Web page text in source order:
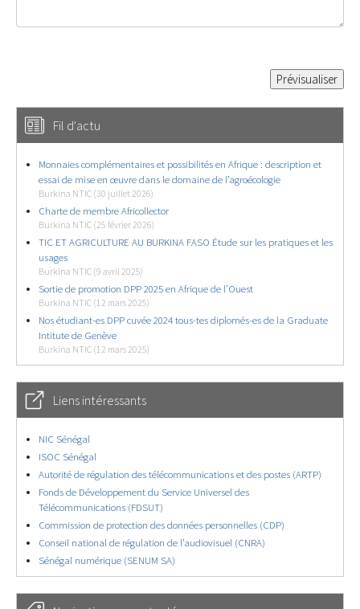
Fil d'actu
Monnaies complémentaires et possibilités en Afrique : description et
essai de mise en œuvre dans le domaine de l’agroécologie
Burkina NTIC (30 juillet 2026)
Charte de membre Africollector
Burkina NTIC (25 février 2026)
TIC ET AGRICULTURE AU BURKINA FASO Étude sur les pratiques et les
usages
Burkina NTIC (9 avril 2025)
Sortie de promotion DPP 2025 en Afrique de l’Ouest
Burkina NTIC (12 mars 2025)
Nos étudiant-es DPP cuvée 2024 tous-tes diplomés-es de la Graduate
Intitute de Genève
Burkina NTIC (12 mars 2025)
Liens intéressants
NIC Sénégal
ISOC Sénégal
Autorité de régulation des télécommunications et des postes (ARTP)
Fonds de Développement du Service Universel des
Télécommunications (FDSUT)
Commission de protection des données personnelles (CDP)
Conseil national de régulation de l’audiovisuel (CNRA)
Sénégal numérique (SENUM SA)